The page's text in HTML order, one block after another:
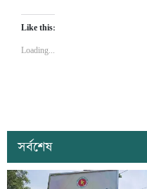
Like this:
Loading...
সর্বশেষ